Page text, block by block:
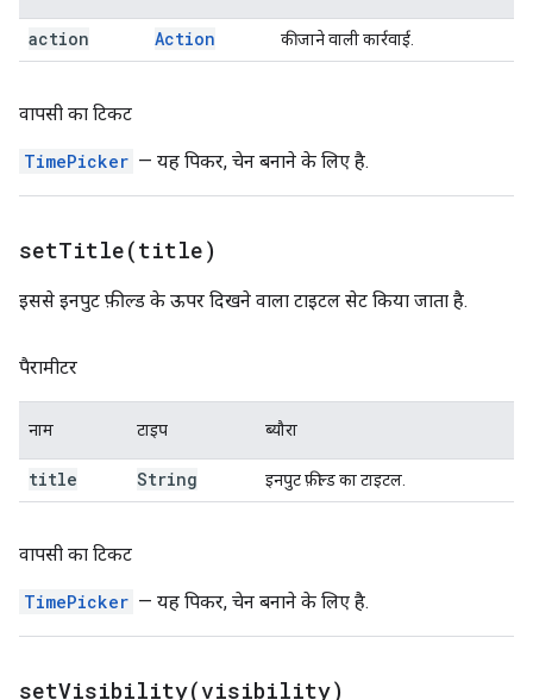
action Action की जाने वाली कार्रवाई.
वापसी का टिकट
TimePicker — यह पिकर, चेन बनाने के लिए है.
setTitle(title)
इससे इनपुट फ़ील्ड के ऊपर दिखने वाला टाइटल सेट किया जाता है.
पैरामीटर
नाम टाइप ब्यौरा
title String इनपुट फ़ील्ड का टाइटल.
वापसी का टिकट
TimePicker — यह पिकर, चेन बनाने के लिए है.
setVisibility(visibility)